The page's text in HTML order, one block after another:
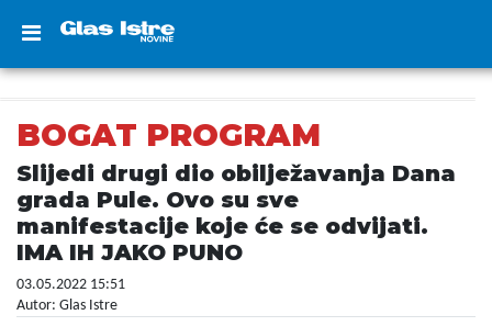
BOGAT PROGRAM
Slijedi drugi dio obilježavanja Dana
grada Pule. Ovo su sve
manifestacije koje će se odvijati.
IMA IH JAKO PUNO
03.05.2022 15:51
Autor: Glas Istre